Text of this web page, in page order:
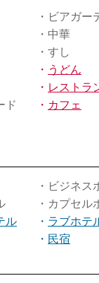
・ビアガー
・中華
・すし
・ うどん
・ レストラ
ド
・ カフェ
・ビジネス
・カプセル
ル ・ ラブホテ
・ 民宿